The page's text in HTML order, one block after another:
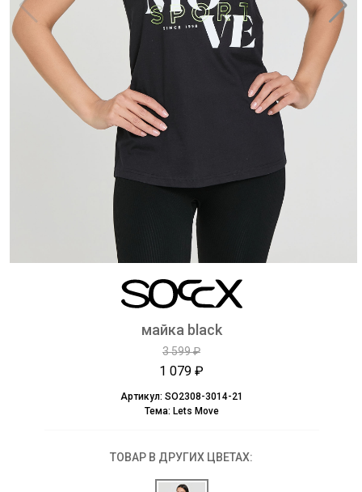
майка black
3 599 ₽
1 079 ₽
Артикул: SO2308-3014-21
Тема: Lets Move
ТОВАР В ДРУГИХ ЦВЕТАХ: